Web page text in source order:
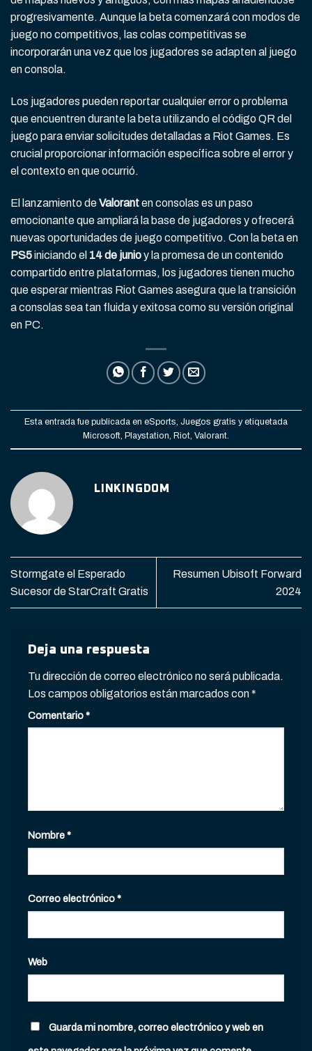
progresivamente. Aunque la beta comenzará con modos de
juego no competitivos, las colas competitivas se
incorporarán una vez que los jugadores se adapten al juego
en consola.
Los jugadores pueden reportar cualquier error o problema
que encuentren durante la beta utilizando el código QR del
juego para enviar solicitudes detalladas a Riot Games. Es
crucial proporcionar información específica sobre el error y
el contexto en que ocurrió.
El lanzamiento deValoranten consolas es un paso
emocionante que ampliará la base de jugadores y ofrecerá
nuevas oportunidades de juego competitivo. Con la beta en
PS5iniciando el 14 de junioy la promesa de un contenido
compartido entre plataformas, los jugadores tienen mucho
que esperar mientras Riot Games asegura que la transición
a consolas sea tan fluida y exitosa como su versión original
en PC.
Esta entrada fue publicada en eSports, Juegos gratis y etiquetada
Microsoft, Playstation, Riot, Valorant.
LINKINGDOM
Stormgate el Esperado
Sucesor de StarCraft Gratis
Resumen Ubisoft Forward
2024
Deja una respuesta
Tu dirección de correo electrónico no será publicada.
Los campos obligatorios están marcados con*
Comentario*
Nombre*
Correo electrónico*
Web
Guarda mi nombre, correo electrónico y web en